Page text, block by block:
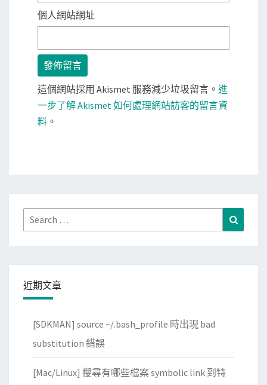
個人網站網址
這個網站採用 Akismet 服務減少垃圾留言。 進
一步了解 Akismet 如何處理網站訪客的留言資
料 。
Search
for:
近期文章
[SDKMAN] source ~/.bash_profile 時出現 bad
substitution 錯誤
[Mac/Linux] 搜尋有哪些檔案 symbolic link 到特